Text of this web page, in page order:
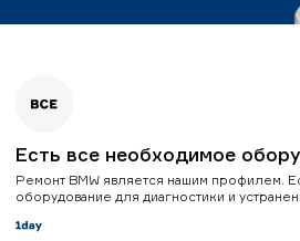
Есть все необходимое
Ремонт BMW является нашим профилем.
оборудование для диагностики и